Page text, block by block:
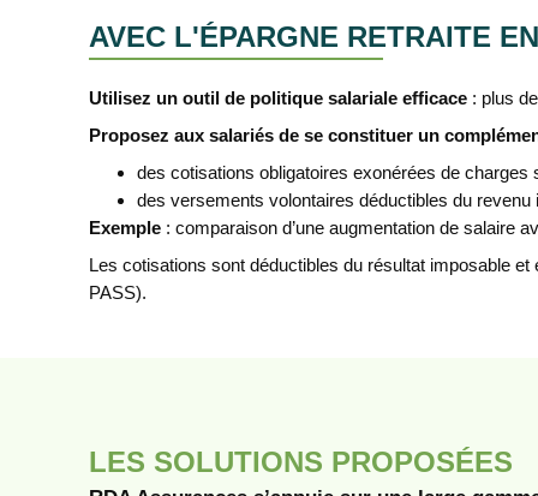
AVEC L'ÉPARGNE RETRAITE
Utilisez un outil de politique salariale efficace : plus
Proposez aux salariés de se constituer un
des cotisations obligatoires exonérées de charges
des versements volontaires déductibles du revenu
Exemple : comparaison d’une augmentation de salaire
Les cotisations sont déductibles du résultat imposable
PASS).
LES SOLUTIONS PROPOSÉES